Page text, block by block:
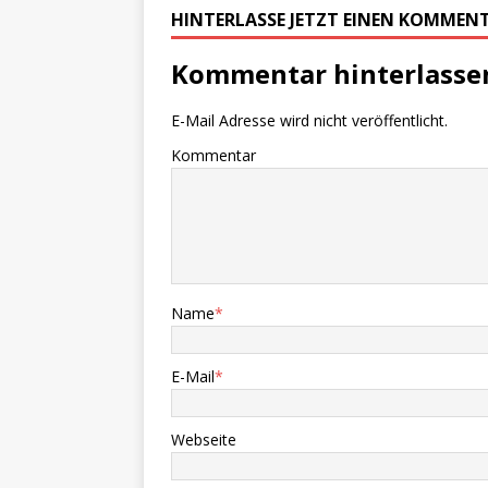
HINTERLASSE JETZT EINEN
Kommentar
E-Mail Adresse wird nicht veröffentlicht.
Kommentar
Name*
E-Mail*
Webseite